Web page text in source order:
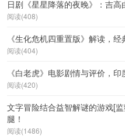
日剧《星星降落的夜晚》：吉
阅读(408)
《生化危机四重置版》解读，
阅读(404)
《白老虎》电影剧情与评价，
阅读(420)
文字冒险结合益智解谜的游戏[
腿！
阅读(1486)